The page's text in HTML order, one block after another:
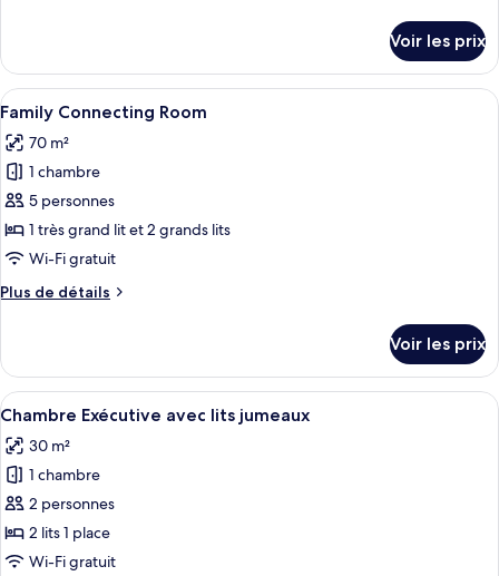
très
grand
lit,
en
angle
le
type
de
chambre
Chambre,
grand
lit,
en
angle
Voir les prix
Afficher
toutes
les
photos
pour
ce
type
chambre :
Room
Une chambre d’hôtel avec un grand
6
Family Connecting Room
70 m²
1 chambre
5 personnes
1 très grand lit et 2 grands lits
Wi-Fi gratuit
Plus de détails
Plus
le
type
de
Family
Connecting
Voir les prix
Afficher
toutes
les
photos
pour
ce
type
Une chambre d’hôtel avec deux lits,
9
Chambre Exécutive avec lits jumeaux
30 m²
1 chambre
2 personnes
2 lits 1 place
Wi-Fi gratuit